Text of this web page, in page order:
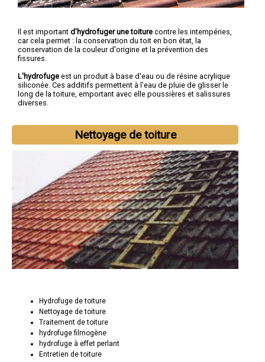
Il est important d'hydrofuger une toiture contre les intempéries,
car cela permet : la conservation du toit en bon état, la
conservation de la couleur d'origine et la prévention des
fissures.
L'hydrofuge est un produit à base d'eau ou de résine acrylique
siliconée. Ces additifs permettent à l'eau de pluie de glisser le
long de la toiture, emportant avec elle poussières et salissures
diverses.
Nettoyage de toiture
Hydrofuge de toiture
Nettoyage de toiture
Traitement de toiture
hydrofuge filmogène
hydrofuge à effet perlant
Entretien de toiture